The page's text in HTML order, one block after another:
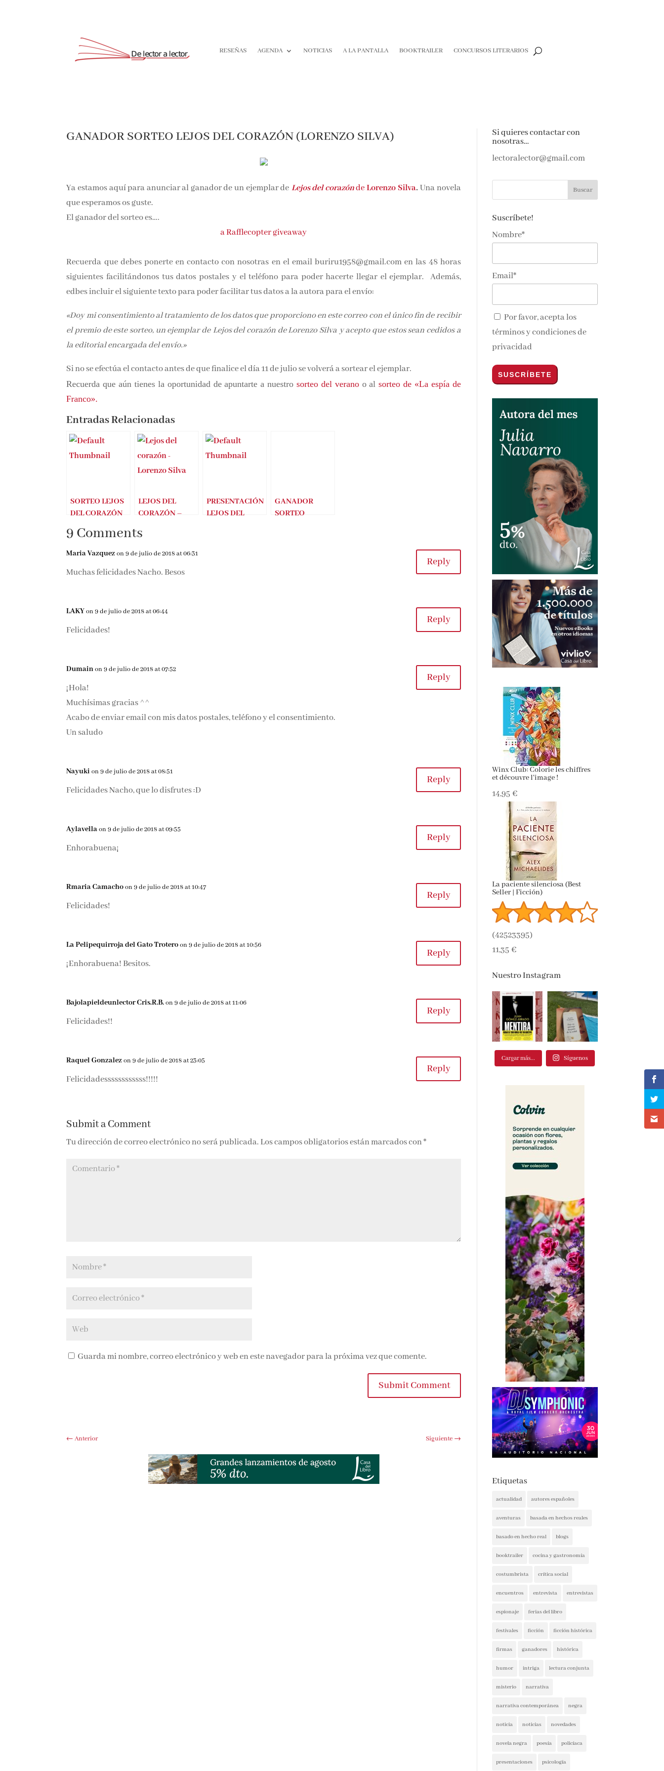
RESEÑAS AGENDA NOTICIAS A LA PANTALLA BOOKTRAILER CONCURSOS LITERARIOS
GANADOR SORTEO LEJOS DEL CORAZÓN (LORENZO SILVA)
Ya estamos aquí para anunciar al ganador de un ejemplar de Lejos del corazóndeLorenzo Silva.Una novela
que esperamos os guste.
El ganador del sorteo es….
a Rafflecopter giveaway
Recuerda que debes ponerte en contacto con nosotras en el email buriru1958@gmail.com en las 48 horas
siguientes facilitándonos tus datos postales y el teléfono para poder hacerte llegar el ejemplar. Además,
edbes incluir el siguiente texto para poder facilitar tus datos a la autora para el envío:
«Doy mi consentimiento al tratamiento de los datos que proporciono en este correo con el único fin de recibir
el premio de este sorteo, un ejemplar de Lejos del corazón de Lorenzo Silva y acepto que estos sean cedidos a
la editorial encargada del envío.»
Si no se efectúa el contacto antes de que finalice el día 11 de julio se volverá a sortear el ejemplar.
Recuerda que aún tienes la oportunidad de apuntarte a nuestro sorteo del veranoo alsorteo de «La espía de
Franco».
Entradas Relacionadas
SORTEO LEJOS
DEL CORAZÓN
SILVA)
LEJOS DEL
CORAZÓN –
PRESENTACIÓN
LEJOS DEL
GANADOR
SORTEO
9 Comments
Maria Vazquez on 9 de julio de 2018 at 06:31
Muchas felicidades Nacho. Besos
Reply
LAKY on 9 de julio de 2018 at 06:44
Felicidades!
Reply
Dumain on 9 de julio de 2018 at 07:52
¡Hola!
Muchísimas gracias ^^
Acabo de enviar email con mis datos postales, teléfono y el consentimiento.
Un saludo
Reply
Nayuki on 9 de julio de 2018 at 08:51
Felicidades Nacho, que lo disfrutes :D
Reply
Aylavella on 9 de julio de 2018 at 09:55
Enhorabuena¡
Reply
Rmaria Camacho on 9 de julio de 2018 at 10:47
Felicidades!
Reply
La Pelipequirroja del Gato Trotero on 9 de julio de 2018 at 10:56
¡Enhorabuena! Besitos.
Reply
Bajolapieldeunlector Cris.R.B. on 9 de julio de 2018 at 11:06
Felicidades!!
Reply
Raquel Gonzalez on 9 de julio de 2018 at 23:05
Felicidadessssssssssss!!!!!
Reply
Submit a Comment
Tu dirección de correo electrónico no será publicada. Los campos obligatorios están marcados con*
Guarda mi nombre, correo electrónico y web en este navegador para la próxima vez que comente.
Submit Comment
←Anterior Siguiente→
Si quieres contactar con
nosotras…
lectoralector@gmail.com
Suscríbete!
Nombre*
Email*
Por favor, acepta los
términos y condiciones de
privacidad
Winx Club: Colorie les chiffres
et découvre l'image !
14,95 €
La paciente silenciosa (Best
Seller | Ficción)
(42523395)
11,35 €
Nuestro Instagram
Cargar más... Síguenos
Etiquetas
actualidad autores españoles
aventuras basada en hechos reales
basado en hecho real blogs
booktrailer cocina y gastronomía
costumbrista crítica social
encuentros entrevista entrevistas
espionaje ferias del libro
festivales ficción ficción histórica
firmas ganadores histórica
humor intriga lectura conjunta
misterio narrativa
narrativa contemporánea negra
noticia noticias novedades
novela negra poesía policíaca
presentaciones psicología